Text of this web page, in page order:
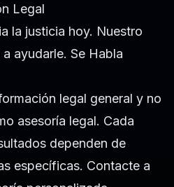
Legal
la justicia hoy. Nuestro
ayudarle. Se Habla
legal general y no
asesoría legal. Cada
dependen de
específicas. Contacte a